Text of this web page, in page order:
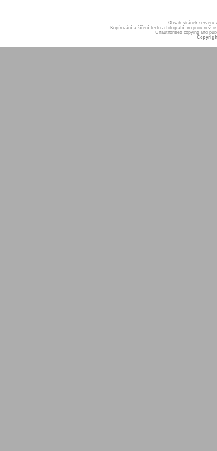
Obsah stránek serveru
Kopírování a šíření textů a fotografií pro jinou než
Unauthorised copying and